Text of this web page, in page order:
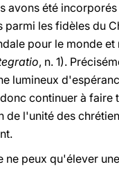
avons été
parmi les fidèles du
pour le monde
, n. 1).
lumineux
continuer à
de l'unité des
ne peux qu'élever